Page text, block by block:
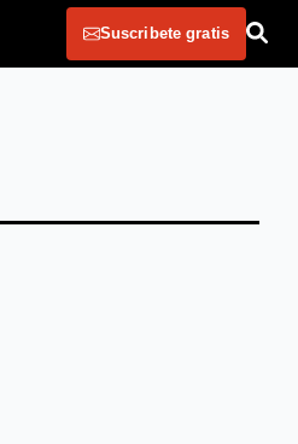
Suscribete gratis